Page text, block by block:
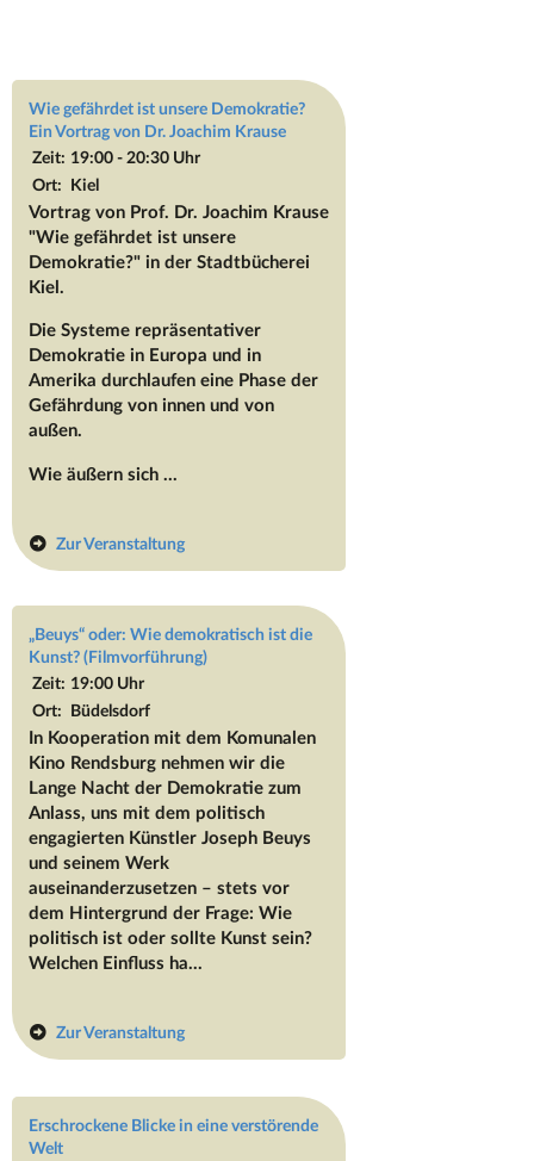
Wie gefährdet ist unsere Demokratie?
Ein Vortrag von Dr. Joachim Krause
Zeit: 19:00 - 20:30 Uhr
Ort: Kiel
Vortrag von Prof. Dr. Joachim Krause
"Wie gefährdet ist unsere
Demokratie?" in der Stadtbücherei
Kiel.
Die Systeme repräsentativer
Demokratie in Europa und in
Amerika durchlaufen eine Phase der
Gefährdung von innen und von
außen.
Wie äußern sich ...
Zur Veranstaltung
„Beuys“ oder: Wie demokratisch ist die
Kunst? (Filmvorführung)
Zeit: 19:00 Uhr
Ort: Büdelsdorf
In Kooperation mit dem Komunalen
Kino Rendsburg nehmen wir die
Lange Nacht der Demokratie zum
Anlass, uns mit dem politisch
engagierten Künstler Joseph Beuys
und seinem Werk
auseinanderzusetzen – stets vor
dem Hintergrund der Frage: Wie
politisch ist oder sollte Kunst sein?
Welchen Einfluss ha...
Zur Veranstaltung
Erschrockene Blicke in eine verstörende
Welt